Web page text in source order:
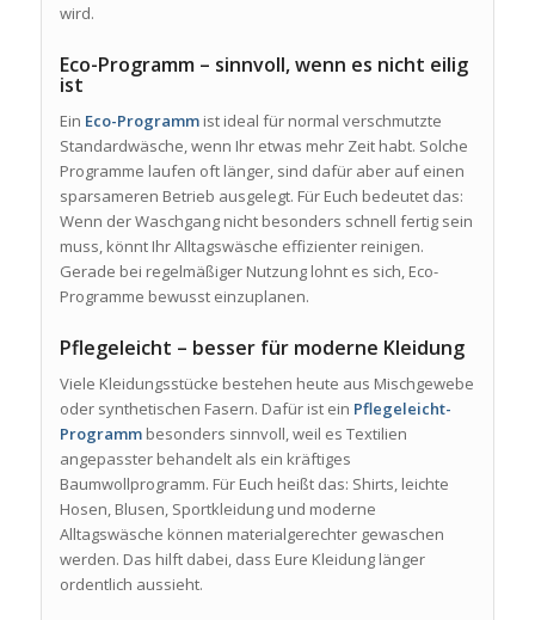
wird.
Eco-Programm – sinnvoll, wenn es nicht eilig
ist
Ein Eco-Programmist ideal für normal verschmutzte
Standardwäsche, wenn Ihr etwas mehr Zeit habt. Solche
Programme laufen oft länger, sind dafür aber auf einen
sparsameren Betrieb ausgelegt. Für Euch bedeutet das:
Wenn der Waschgang nicht besonders schnell fertig sein
muss, könnt Ihr Alltagswäsche effizienter reinigen.
Gerade bei regelmäßiger Nutzung lohnt es sich, Eco-
Programme bewusst einzuplanen.
Pflegeleicht – besser für moderne Kleidung
Viele Kleidungsstücke bestehen heute aus Mischgewebe
oder synthetischen Fasern. Dafür ist ein Pflegeleicht-
Programmbesonders sinnvoll, weil es Textilien
angepasster behandelt als ein kräftiges
Baumwollprogramm. Für Euch heißt das: Shirts, leichte
Hosen, Blusen, Sportkleidung und moderne
Alltagswäsche können materialgerechter gewaschen
werden. Das hilft dabei, dass Eure Kleidung länger
ordentlich aussieht.